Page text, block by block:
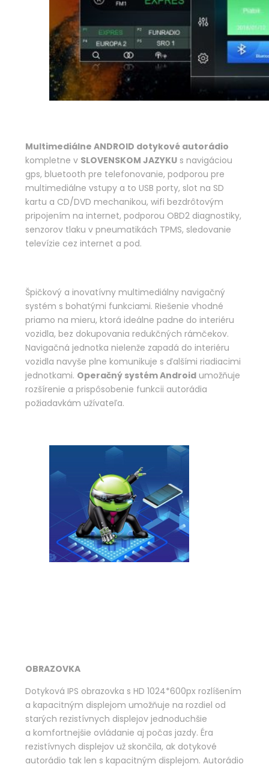
Multimediálne ANDROID dotykové autorádio
kompletne v SLOVENSKOM JAZYKU s navigáciou
gps, bluetooth pre telefonovanie, podporou pre
multimediálne vstupy a to USB porty, slot na SD
kartu a CD/DVD mechanikou, wifi bezdrôtovým
pripojením na internet, podporou OBD2 diagnostiky,
senzorov tlaku v pneumatikách TPMS, sledovanie
televízie cez internet a pod.
Špičkový a inovatívny multimediálny navigačný
systém s bohatými funkciami. Riešenie vhodné
priamo na mieru, ktorá ideálne padne do interiéru
vozidla, bez dokupovania redukčných rámčekov.
Navigačná jednotka nielenže zapadá do interiéru
vozidla navyše plne komunikuje s ďalšími riadiacimi
jednotkami. Operačný systém Android umožňuje
rozšírenie a prispôsobenie funkcii autorádia
požiadavkám užívateľa.
OBRAZOVKA
Dotyková IPS obrazovka s HD 1024*600px rozlíšením
a kapacitným displejom umožňuje na rozdiel od
starých rezistívnych displejov jednoduchšie
a komfortnejšie ovládanie aj počas jazdy. Éra
rezistívnych displejov už skončila, ak dotykové
autorádio tak len s kapacitným displejom. Autorádio